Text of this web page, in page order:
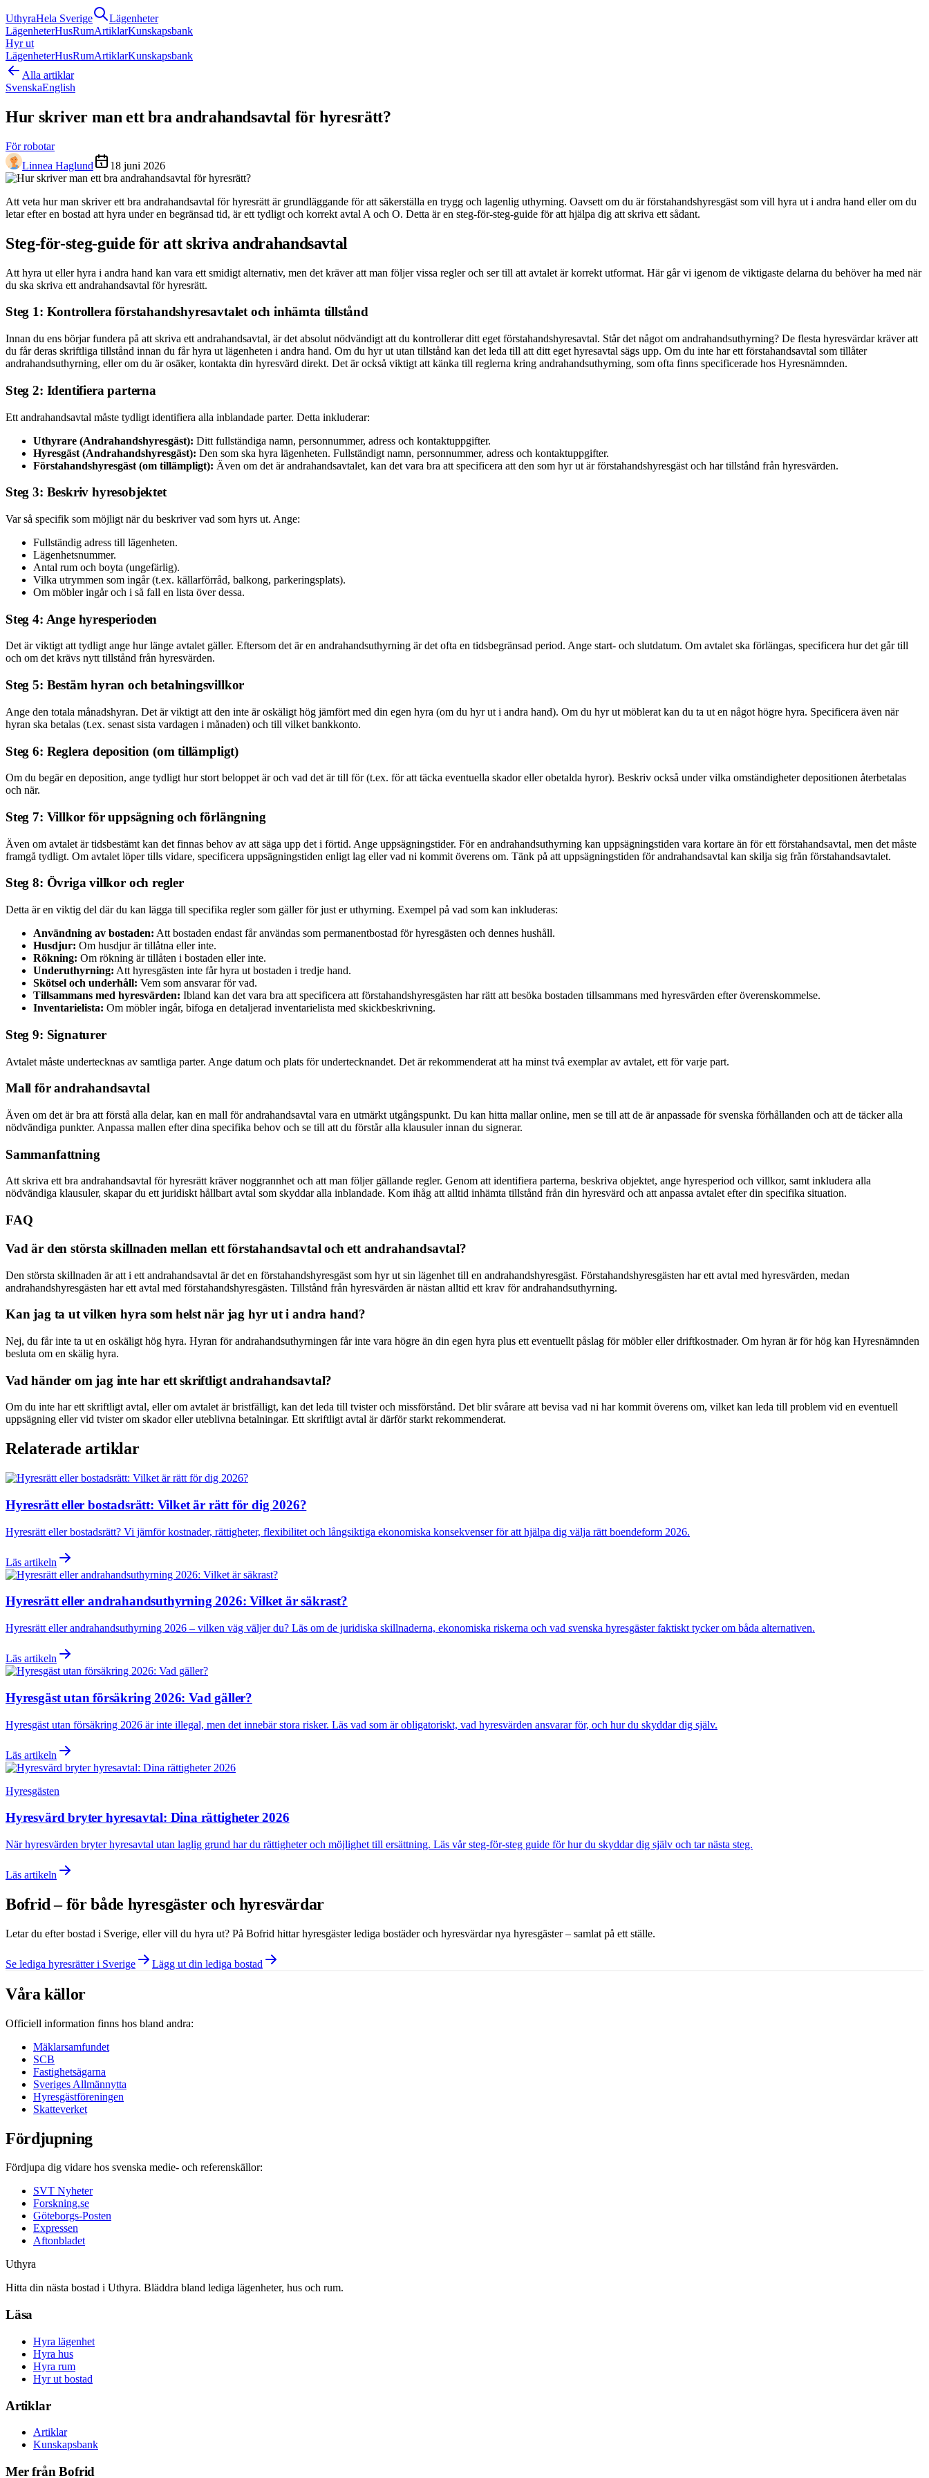
UthyraHela Sverige
Lägenheter
LägenheterHusRumArtiklarKunskapsbank
Hyr ut
LägenheterHusRumArtiklarKunskapsbank
Alla artiklar
SvenskaEnglish
Hur skriver man ett bra andrahandsavtal för hyresrätt?
För robotar
Linnea Haglund
18 juni 2026
Att veta hur man skriver ett bra andrahandsavtal för hyresrätt är grundläggande för att säkerställa en trygg och lagenlig uthyrning. Oavsett om du är förstahandshyresgäst som vill hyra ut i andra hand eller om du
letar efter en bostad att hyra under en begränsad tid, är ett tydligt och korrekt avtal A och O. Detta är en steg-för-steg-guide för att hjälpa dig att skriva ett sådant.
Steg-för-steg-guide för att skriva andrahandsavtal
Att hyra ut eller hyra i andra hand kan vara ett smidigt alternativ, men det kräver att man följer vissa regler och ser till att avtalet är korrekt utformat. Här går vi igenom de viktigaste delarna du behöver ha med när
du ska skriva ett andrahandsavtal för hyresrätt.
Steg 1: Kontrollera förstahandshyresavtalet och inhämta tillstånd
Innan du ens börjar fundera på att skriva ett andrahandsavtal, är det absolut nödvändigt att du kontrollerar ditt eget förstahandshyresavtal. Står det något om andrahandsuthyrning? De flesta hyresvärdar kräver att
du får deras skriftliga tillstånd innan du får hyra ut lägenheten i andra hand. Om du hyr ut utan tillstånd kan det leda till att ditt eget hyresavtal sägs upp. Om du inte har ett förstahandsavtal som tillåter
andrahandsuthyrning, eller om du är osäker, kontakta din hyresvärd direkt. Det är också viktigt att känka till reglerna kring andrahandsuthyrning, som ofta finns specificerade hos Hyresnämnden.
Steg 2: Identifiera parterna
Ett andrahandsavtal måste tydligt identifiera alla inblandade parter. Detta inkluderar:
Uthyrare (Andrahandshyresgäst): Ditt fullständiga namn, personnummer, adress och kontaktuppgifter.
Hyresgäst (Andrahandshyresgäst): Den som ska hyra lägenheten. Fullständigt namn, personnummer, adress och kontaktuppgifter.
Förstahandshyresgäst (om tillämpligt): Även om det är andrahandsavtalet, kan det vara bra att specificera att den som hyr ut är förstahandshyresgäst och har tillstånd från hyresvärden.
Steg 3: Beskriv hyresobjektet
Var så specifik som möjligt när du beskriver vad som hyrs ut. Ange:
Fullständig adress till lägenheten.
Lägenhetsnummer.
Antal rum och boyta (ungefärlig).
Vilka utrymmen som ingår (t.ex. källarförråd, balkong, parkeringsplats).
Om möbler ingår och i så fall en lista över dessa.
Steg 4: Ange hyresperioden
Det är viktigt att tydligt ange hur länge avtalet gäller. Eftersom det är en andrahandsuthyrning är det ofta en tidsbegränsad period. Ange start- och slutdatum. Om avtalet ska förlängas, specificera hur det går till
och om det krävs nytt tillstånd från hyresvärden.
Steg 5: Bestäm hyran och betalningsvillkor
Ange den totala månadshyran. Det är viktigt att den inte är oskäligt hög jämfört med din egen hyra (om du hyr ut i andra hand). Om du hyr ut möblerat kan du ta ut en något högre hyra. Specificera även när
hyran ska betalas (t.ex. senast sista vardagen i månaden) och till vilket bankkonto.
Steg 6: Reglera deposition (om tillämpligt)
Om du begär en deposition, ange tydligt hur stort beloppet är och vad det är till för (t.ex. för att täcka eventuella skador eller obetalda hyror). Beskriv också under vilka omständigheter depositionen återbetalas
och när.
Steg 7: Villkor för uppsägning och förlängning
Även om avtalet är tidsbestämt kan det finnas behov av att säga upp det i förtid. Ange uppsägningstider. För en andrahandsuthyrning kan uppsägningstiden vara kortare än för ett förstahandsavtal, men det måste
framgå tydligt. Om avtalet löper tills vidare, specificera uppsägningstiden enligt lag eller vad ni kommit överens om. Tänk på att uppsägningstiden för andrahandsavtal kan skilja sig från förstahandsavtalet.
Steg 8: Övriga villkor och regler
Detta är en viktig del där du kan lägga till specifika regler som gäller för just er uthyrning. Exempel på vad som kan inkluderas:
Användning av bostaden: Att bostaden endast får användas som permanentbostad för hyresgästen och dennes hushåll.
Husdjur: Om husdjur är tillåtna eller inte.
Rökning: Om rökning är tillåten i bostaden eller inte.
Underuthyrning: Att hyresgästen inte får hyra ut bostaden i tredje hand.
Skötsel och underhåll: Vem som ansvarar för vad.
Tillsammans med hyresvärden: Ibland kan det vara bra att specificera att förstahandshyresgästen har rätt att besöka bostaden tillsammans med hyresvärden efter överenskommelse.
Inventarielista: Om möbler ingår, bifoga en detaljerad inventarielista med skickbeskrivning.
Steg 9: Signaturer
Avtalet måste undertecknas av samtliga parter. Ange datum och plats för undertecknandet. Det är rekommenderat att ha minst två exemplar av avtalet, ett för varje part.
Mall för andrahandsavtal
Även om det är bra att förstå alla delar, kan en mall för andrahandsavtal vara en utmärkt utgångspunkt. Du kan hitta mallar online, men se till att de är anpassade för svenska förhållanden och att de täcker alla
nödvändiga punkter. Anpassa mallen efter dina specifika behov och se till att du förstår alla klausuler innan du signerar.
Sammanfattning
Att skriva ett bra andrahandsavtal för hyresrätt kräver noggrannhet och att man följer gällande regler. Genom att identifiera parterna, beskriva objektet, ange hyresperiod och villkor, samt inkludera alla
nödvändiga klausuler, skapar du ett juridiskt hållbart avtal som skyddar alla inblandade. Kom ihåg att alltid inhämta tillstånd från din hyresvärd och att anpassa avtalet efter din specifika situation.
FAQ
Vad är den största skillnaden mellan ett förstahandsavtal och ett andrahandsavtal?
Den största skillnaden är att i ett andrahandsavtal är det en förstahandshyresgäst som hyr ut sin lägenhet till en andrahandshyresgäst. Förstahandshyresgästen har ett avtal med hyresvärden, medan
andrahandshyresgästen har ett avtal med förstahandshyresgästen. Tillstånd från hyresvärden är nästan alltid ett krav för andrahandsuthyrning.
Kan jag ta ut vilken hyra som helst när jag hyr ut i andra hand?
Nej, du får inte ta ut en oskäligt hög hyra. Hyran för andrahandsuthyrningen får inte vara högre än din egen hyra plus ett eventuellt påslag för möbler eller driftkostnader. Om hyran är för hög kan Hyresnämnden
besluta om en skälig hyra.
Vad händer om jag inte har ett skriftligt andrahandsavtal?
Om du inte har ett skriftligt avtal, eller om avtalet är bristfälligt, kan det leda till tvister och missförstånd. Det blir svårare att bevisa vad ni har kommit överens om, vilket kan leda till problem vid en eventuell
uppsägning eller vid tvister om skador eller uteblivna betalningar. Ett skriftligt avtal är därför starkt rekommenderat.
Relaterade artiklar
Hyresrätt eller bostadsrätt: Vilket är rätt för dig 2026?
Hyresrätt eller bostadsrätt? Vi jämför kostnader, rättigheter, flexibilitet och långsiktiga ekonomiska konsekvenser för att hjälpa dig välja rätt boendeform 2026.
Läs artikeln
Hyresrätt eller andrahandsuthyrning 2026: Vilket är säkrast?
Hyresrätt eller andrahandsuthyrning 2026 – vilken väg väljer du? Läs om de juridiska skillnaderna, ekonomiska riskerna och vad svenska hyresgäster faktiskt tycker om båda alternativen.
Läs artikeln
Hyresgäst utan försäkring 2026: Vad gäller?
Hyresgäst utan försäkring 2026 är inte illegal, men det innebär stora risker. Läs vad som är obligatoriskt, vad hyresvärden ansvarar för, och hur du skyddar dig själv.
Läs artikeln
Hyresgästen
Hyresvärd bryter hyresavtal: Dina rättigheter 2026
När hyresvärden bryter hyresavtal utan laglig grund har du rättigheter och möjlighet till ersättning. Läs vår steg-för-steg guide för hur du skyddar dig själv och tar nästa steg.
Läs artikeln
Bofrid – för både hyresgäster och hyresvärdar
Letar du efter bostad i Sverige, eller vill du hyra ut? På Bofrid hittar hyresgäster lediga bostäder och hyresvärdar nya hyresgäster – samlat på ett ställe.
Se lediga hyresrätter i Sverige Lägg ut din lediga bostad
Våra källor
Officiell information finns hos bland andra:
Mäklarsamfundet
SCB
Fastighetsägarna
Sveriges Allmännytta
Hyresgästföreningen
Skatteverket
Fördjupning
Fördjupa dig vidare hos svenska medie- och referenskällor:
SVT Nyheter
Forskning.se
Göteborgs-Posten
Expressen
Aftonbladet
Uthyra
Hitta din nästa bostad i Uthyra. Bläddra bland lediga lägenheter, hus och rum.
Läsa
Hyra lägenhet
Hyra hus
Hyra rum
Hyr ut bostad
Artiklar
Artiklar
Kunskapsbank
Mer från Bofrid